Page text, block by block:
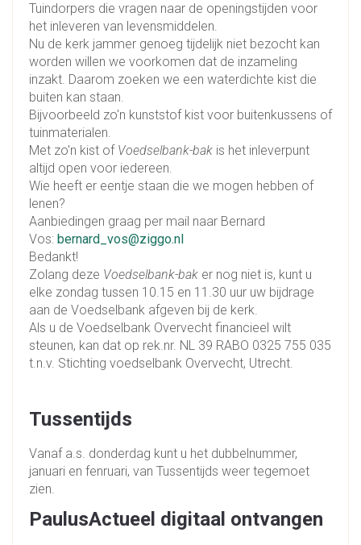
Tuindorpers die vragen naar de openingstijden voor
het inleveren van levensmiddelen.
Nu de kerk jammer genoeg tijdelijk niet bezocht kan
worden willen we voorkomen dat de inzameling
inzakt. Daarom zoeken we een waterdichte kist die
buiten kan staan.
Bijvoorbeeld zo'n kunststof kist voor buitenkussens of
tuinmaterialen.
Met zo'n kist of Voedselbank-bak is het inleverpunt
altijd open voor iedereen.
Wie heeft er eentje staan die we mogen hebben of
lenen?
Aanbiedingen graag per mail naar Bernard
Vos: bernard_vos@ziggo.nl
Bedankt!
Zolang deze Voedselbank-bak er nog niet is, kunt u
elke zondag tussen 10.15 en 11.30 uur uw bijdrage
aan de Voedselbank afgeven bij de kerk.
Als u de Voedselbank Overvecht financieel wilt
steunen, kan dat op rek.nr. NL 39 RABO 0325 755 035
t.n.v. Stichting voedselbank Overvecht, Utrecht.
Tussentijds
Vanaf a.s. donderdag kunt u het dubbelnummer,
januari en fenruari, van Tussentijds weer tegemoet
zien.
PaulusActueel digitaal ontvangen